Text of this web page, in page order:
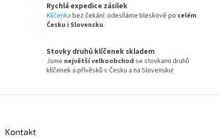
Rychlá expedice zásilek
Klíčenka bez čekání: odesíláme bleskově po celém
Česku i Slovensku.
Stovky druhů klíčenek skladem
Jsme největší velkoobchod se stovkami druhů
klíčenek a přívěsků v Česku a na Slovensku!
Kontakt